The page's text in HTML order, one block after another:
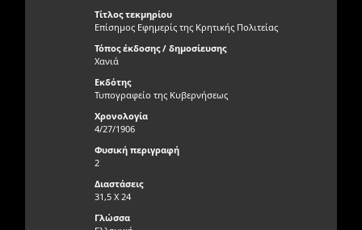
Τίτλος τεκμηρίου
Επίσημος Εφημερίς της Κρητικής Πολιτείας
Τόπος έκδοσης / δημοσίευσης
Χανιά
Εκδότης
Τυπογραφείο της Κυβερνήσεως
Χρονολογία
4/27/1906
Φυσική περιγραφή
2
Διαστάσεις
31,5 X 24
Γλώσσα